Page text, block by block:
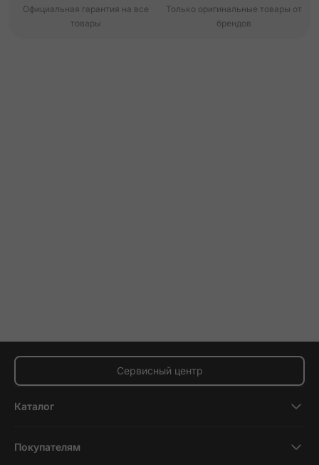
Официальная гарантия на все
товары
Только оригинальные товары от
брендов
Сервисный центр
Каталог
Планшеты
Покупателям